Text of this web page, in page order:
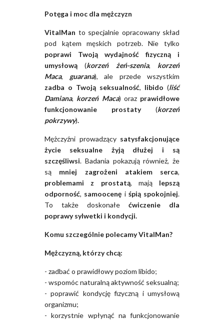
Potęga i moc dla mężczyzn
VitalMan to specjalnie opracowany skład
pod kątem męskich potrzeb. Nie tylko
poprawi Twoją wydajność fizyczną i
umysłową (korzeń żeń-szenia, korzeń
Maca, guarana), ale przede wszystkim
zadba o Twoją seksualność, libido (liść
Damiana, korzeń Maca) oraz prawidłowe
funkcjonowanie prostaty (korzeń
pokrzywy).
Mężczyźni prowadzący satysfakcjonujące
życie seksualne żyją dłużej i są
szczęśliwsi. Badania pokazują również, że
są mniej zagrożeni atakiem serca,
problemami z prostatą, mająlepszą
odporność, samoocenę i śpią spokojniej.
To
także doskonałe ćwiczenie dla
poprawy sylwetki i kondycji.
Komu szczególnie polecamy VitalMan?
Mężczyzną, którzy chcą:
- zadbać o prawidłowy poziom libido;
- wspomóc naturalną aktywność seksualną;
- poprawić kondycję fizyczną i umysłową
organizmu;
- korzystnie wpłynąć na funkcjonowanie